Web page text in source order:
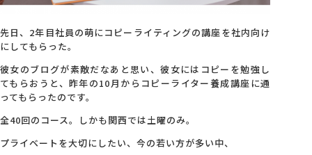
アクセス
採用情報
お問い合わせ
先日、2年目社員の萌にコピーライティングの講座を社内向け
にしてもらった。
彼女のブログが素敵だなあと思い、彼女にはコピーを勉強し
てもらおうと、昨年の10月からコピーライター養成講座に通
ってもらったのです。
全40回のコース。しかも関西では土曜のみ。
プライベートを大切にしたい、今の若い方が多い中、